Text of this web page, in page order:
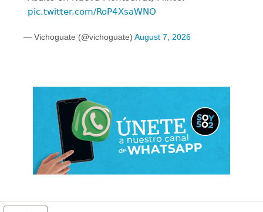
pic.twitter.com/RoP4XsaWNO
— Vichoguate (@vichoguate) August 7, 2026